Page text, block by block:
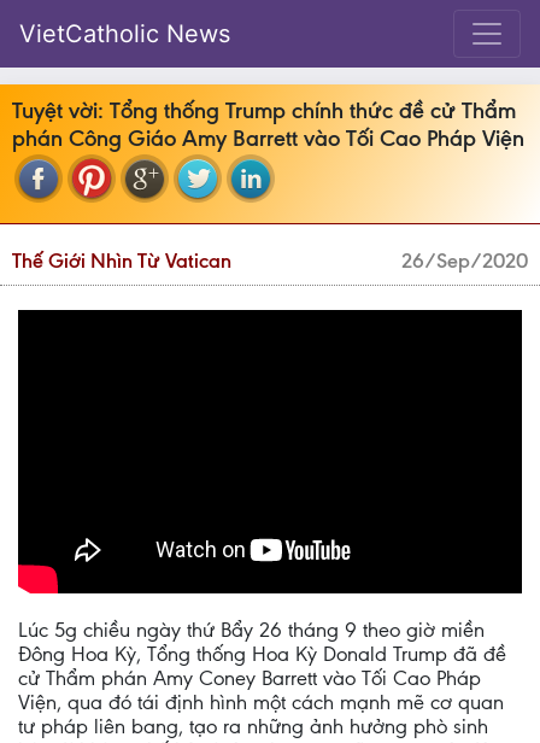
VietCatholic News
Tuyệt vời: Tổng thống Trump chính thức đề cử Thẩm
phán Công Giáo Amy Barrett vào Tối Cao Pháp Viện
Thế Giới Nhìn Từ Vatican 26/Sep/2020
Lúc 5g chiều ngày thứ Bẩy 26 tháng 9 theo giờ miền
Đông Hoa Kỳ, Tổng thống Hoa Kỳ Donald Trump đã đề
cử Thẩm phán Amy Coney Barrett vào Tối Cao Pháp
Viện, qua đó tái định hình một cách mạnh mẽ cơ quan
tư pháp liên bang, tạo ra những ảnh hưởng phò sinh